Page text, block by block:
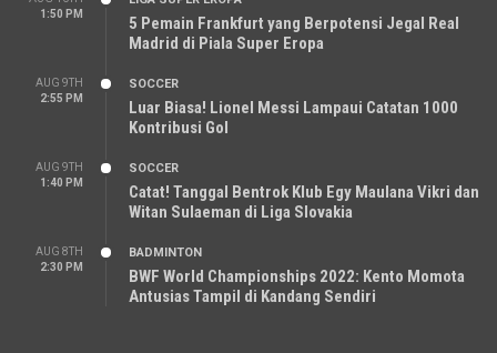
1:50 PM
5 Pemain Frankfurt yang Berpotensi Jegal Real
Madrid di Piala Super Eropa
AUG 9TH
2:55 PM
SOCCER
Luar Biasa! Lionel Messi Lampaui Catatan 1000
Kontribusi Gol
AUG 9TH
1:40 PM
SOCCER
Catat! Tanggal Bentrok Klub Egy Maulana Vikri dan
Witan Sulaeman di Liga Slovakia
AUG 8TH
2:30 PM
BADMINTON
BWF World Championships 2022: Kento Momota
Antusias Tampil di Kandang Sendiri